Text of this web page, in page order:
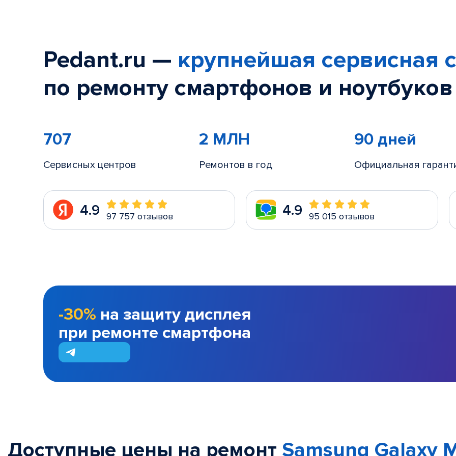
Pedant.ru — крупнейшая сервисная
по ремонту смартфонов и
707
Сервисных центров
2 МЛН
Ремонтов в год
90 дней
Официальная
4.9 97 757 отзывов 4.9 95 015 отзывов
-30% на защиту дисплея
при ремонте смартфона
Доступные цены на ремонт Samsung Galaxy